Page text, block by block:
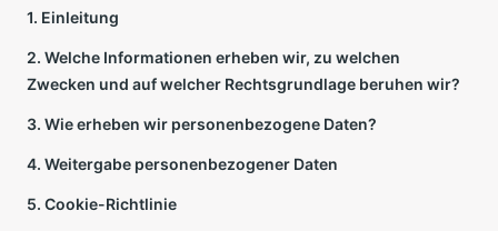
1. Einleitung
2. Welche Informationen erheben wir, zu welchen
Zwecken und auf welcher Rechtsgrundlage beruhen wir?
3. Wie erheben wir personenbezogene Daten?
4. Weitergabe personenbezogener Daten
5. Cookie-Richtlinie